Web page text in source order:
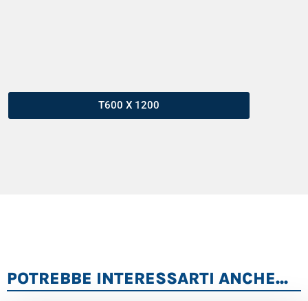
T600 X 1200
POTREBBE INTERESSARTI ANCHE...